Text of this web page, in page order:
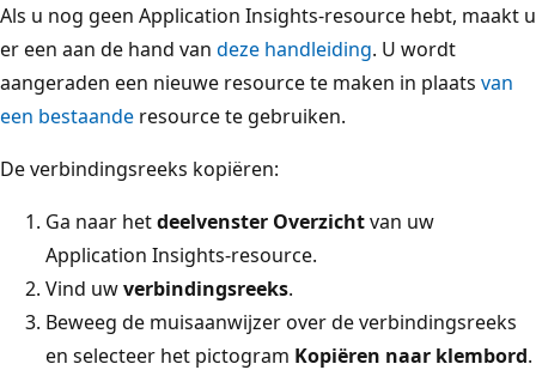
Als u nog geen Application Insights-resource hebt, maakt u
er een aan de hand van deze handleiding. U wordt
aangeraden een nieuwe resource te maken in plaats van
een bestaande resource te gebruiken.
De verbindingsreeks kopiëren:
Ga naar hetdeelvenster Overzichtvan uw
Application Insights-resource.
Vind uwverbindingsreeks.
Beweeg de muisaanwijzer over de verbindingsreeks
en selecteer het pictogram Kopiëren naar klembord.